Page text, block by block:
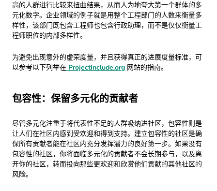
高的人群进行比较来扭曲结果，从而人为地夸大第一个群体的多
元化数字。企业领域的例子就是用整个工程部门的人数来衡量多
样性，该部门既包含工程师也包含行政助理，而不是仅仅衡量工
程师职位的内部多样性。
为避免出现意外的虚荣度量，并且获得真正的进展度量标准，可
以参考以下列举在 ProjectInclude.org 网站的指南。
包容性：保留多元化的贡献者
尽管多元化注重于将代表性不足的人群吸纳进社区，包容性则是
让人们在社区内感到受欢迎和得到支持。建立包容性的社区是确
保所有贡献者能在社区内充分发挥潜力的良好第一步。如果没有
包容性的社区，你将面临多元化的贡献者不会长期参与，以及离
开你的社区，转而投向那些更欢迎和欣赏他们贡献的其他社区的
风险。